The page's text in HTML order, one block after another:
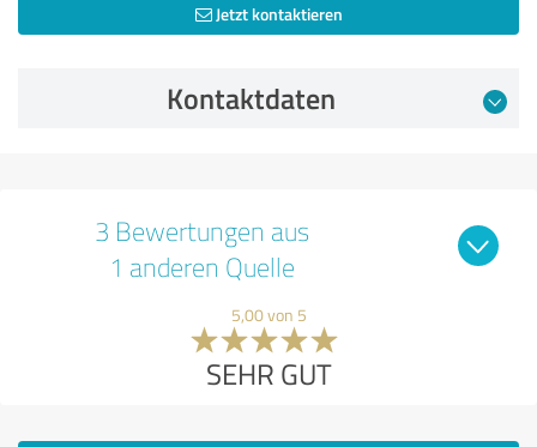
Jetzt kontaktieren
Kontaktdaten
3 Bewertungen aus
1 anderen Quelle
5,00 von 5
SEHR GUT